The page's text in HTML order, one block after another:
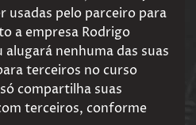
usadas pelo parceiro para
a empresa Rodrigo
nenhuma das suas
terceiros no curso
compartilha suas
terceiros, conforme